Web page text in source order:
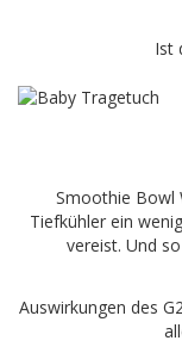
Ist
Smoothie Bowl
Tiefkühler ein
vereist. Und
Auswirkungen des